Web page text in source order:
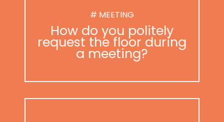
# MEETING
How do you politely
request the floor during
a meeting?